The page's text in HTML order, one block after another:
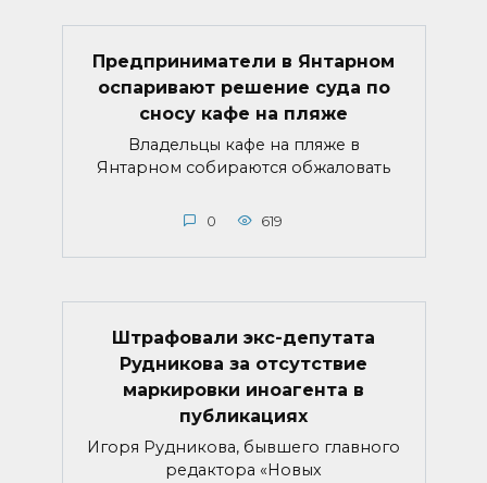
Предприниматели в Янтарном
оспаривают решение суда по
сносу кафе на пляже
Владельцы кафе на пляже в
Янтарном собираются обжаловать
0 619
Штрафовали экс-депутата
Рудникова за отсутствие
маркировки иноагента в
публикациях
Игоря Рудникова, бывшего главного
редактора «Новых